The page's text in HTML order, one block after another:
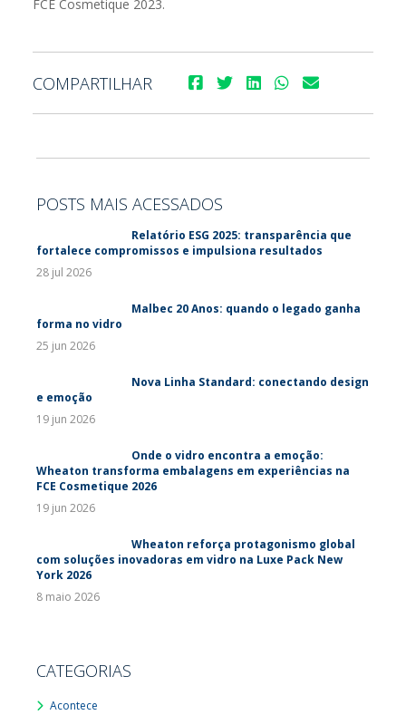
FCE Cosmetique 2023.
COMPARTILHAR
POSTS MAIS ACESSADOS
Relatório ESG 2025: transparência que
fortalece compromissos e impulsiona resultados
28 jul 2026
Malbec 20 Anos: quando o legado ganha
forma no vidro
25 jun 2026
Nova Linha Standard: conectando design
e emoção
19 jun 2026
Onde o vidro encontra a emoção:
Wheaton transforma embalagens em experiências na
FCE Cosmetique 2026
19 jun 2026
Wheaton reforça protagonismo global
com soluções inovadoras em vidro na Luxe Pack New
York 2026
8 maio 2026
CATEGORIAS
Acontece